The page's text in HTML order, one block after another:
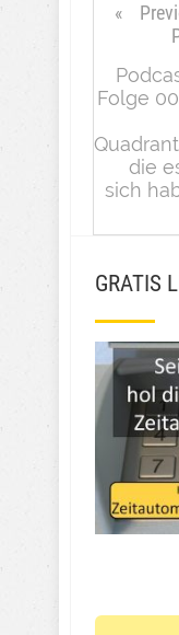
Folge
die
sich
GRATIS